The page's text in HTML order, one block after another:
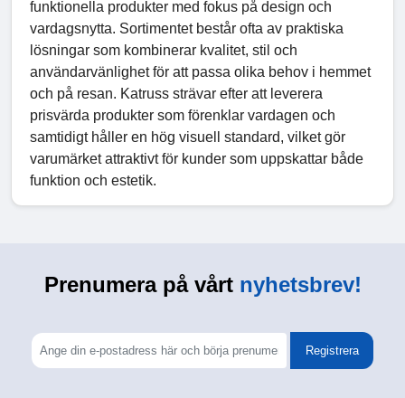
funktionella produkter med fokus på design och
vardagsnytta. Sortimentet består ofta av praktiska
lösningar som kombinerar kvalitet, stil och
användarvänlighet för att passa olika behov i hemmet
och på resan. Katruss strävar efter att leverera
prisvärda produkter som förenklar vardagen och
samtidigt håller en hög visuell standard, vilket gör
varumärket attraktivt för kunder som uppskattar både
funktion och estetik.
Prenumera på vårtnyhetsbrev!
Registrera